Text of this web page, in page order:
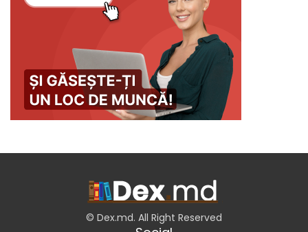
© Dex.md. All Right Reserved